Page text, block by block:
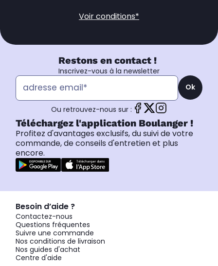
Voir conditions*
Restons en contact !
Inscrivez-vous à la newsletter
Ok
Ou retrouvez-nous sur :
Téléchargez l'application Boulanger !
Profitez d'avantages exclusifs, du suivi de votre
commande, de conseils d'entretien et plus
encore.
Besoin d’aide ?
Contactez-nous
Questions fréquentes
Suivre une commande
Nos conditions de livraison
Nos guides d'achat
Centre d'aide